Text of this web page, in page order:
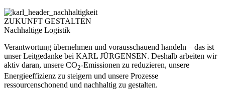
ZUKUNFT GESTALTEN
Nachhaltige Logistik
Verantwortung übernehmen und vorausschauend handeln – das ist
unser Leitgedanke bei KARL JÜRGENSEN. Deshalb arbeiten wir
aktiv daran, unsere CO2-Emissionen zu reduzieren, unsere
Energieeffizienz zu steigern und unsere Prozesse
ressourcenschonend und nachhaltig zu gestalten.